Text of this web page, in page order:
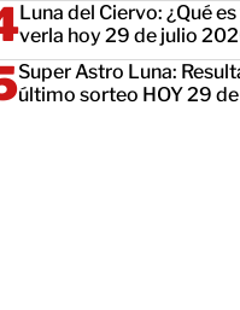
Luna del Ciervo: ¿Qué
verla hoy 29 de julio
Super Astro Luna:
último sorteo HOY 29